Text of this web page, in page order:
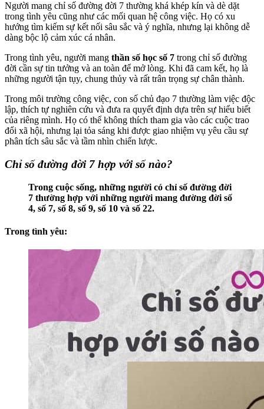
Người mang chỉ số đường đời 7 thường khá khép kín và dè dặt
trong tình yêu cũng như các mối quan hệ công việc. Họ có xu
hướng tìm kiếm sự kết nối sâu sắc và ý nghĩa, nhưng lại không dễ
dàng bộc lộ cảm xúc cá nhân.
Trong tình yêu, người mang thần số học số 7 trong chỉ số đường
đời cần sự tin tưởng và an toàn để mở lòng. Khi đã cam kết, họ là
những người tận tụy, chung thủy và rất trân trọng sự chân thành.
Trong môi trường công việc, con số chủ đạo 7 thường làm việc độc
lập, thích tự nghiên cứu và đưa ra quyết định dựa trên sự hiểu biết
của riêng mình. Họ có thể không thích tham gia vào các cuộc trao
đổi xã hội, nhưng lại tỏa sáng khi được giao nhiệm vụ yêu cầu sự
phân tích sâu sắc và tầm nhìn chiến lược.
Chỉ số đường đời 7 hợp với số nào?
Trong cuộc sống, những người có chỉ số đường đời
7 thường hợp với những người mang đường đời số
4, số 7, số 8, số 9, số 10 và số 22.
Trong tình yêu: